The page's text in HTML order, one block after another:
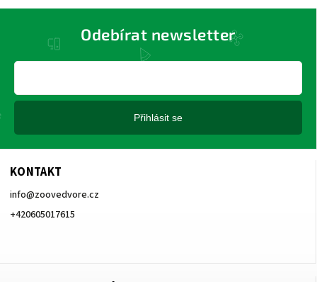
KONTAKT
info@zoovedvore.cz
+420605017615
Odebírat newsletter
Přihlásit se